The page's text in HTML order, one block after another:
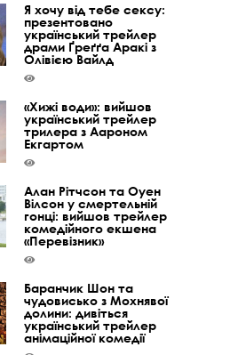
Я хочу від тебе сексу:
презентовано
український трейлер
драми Ґреґґа Аракі з
Олівією Вайлд
«Хижі води»: вийшов
український трейлер
трилера з Аароном
Екгартом
Алан Рітчсон та Оуен
Вілсон у смертельній
гонці: вийшов трейлер
комедійного екшена
«Перевізник»
Баранчик Шон та
чудовисько з Мохнявої
долини: дивіться
український трейлер
анімаційної комедії